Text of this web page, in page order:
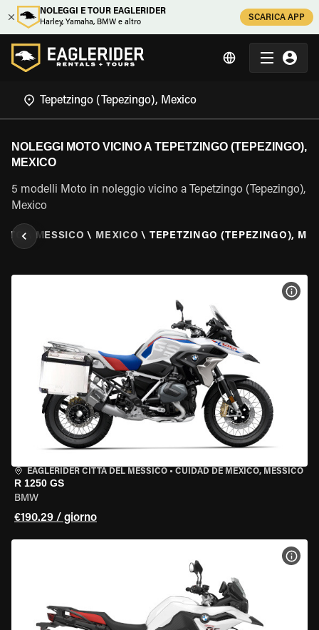
NOLEGGI E TOUR EAGLERIDER
Harley, Yamaha, BMW e altro
SCARICA APP
NOLEGGI MOTO VICINO A TEPETZINGO (TEPEZINGO),
MEXICO
5 modelli Moto in noleggio vicino a Tepetzingo (Tepezingo),
Mexico
MESSICO \ MEXICO \ TEPETZINGO (TEPEZINGO),
EAGLERIDER CITTÀ DEL MESSICO • CUIDAD DE MEXICO, MESSICO
R 1250 GS
BMW
€190.29 / giorno